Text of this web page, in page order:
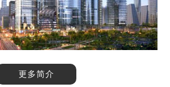
1 2 3
更多简介